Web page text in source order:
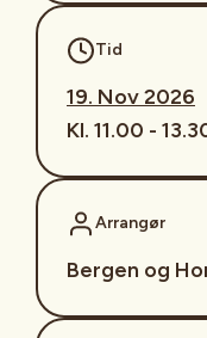
Tid
19. Nov 2026
Kl. 11.00 -
Arrangør
Bergen og